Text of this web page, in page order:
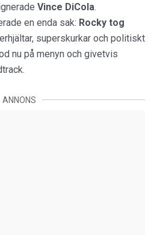
Vince DiCola.
en enda sak: Rocky tog
superskurkar och politiskt
nu på menyn och givetvis
ANNONS